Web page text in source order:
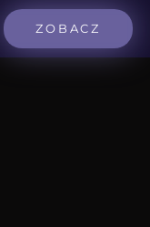
ZOBACZ